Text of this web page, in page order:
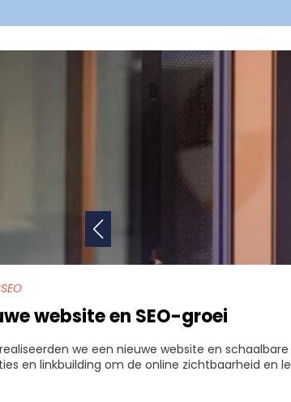
website en SEO-groei
we een nieuwe website en
en linkbuilding om de online zichtbaarheid en